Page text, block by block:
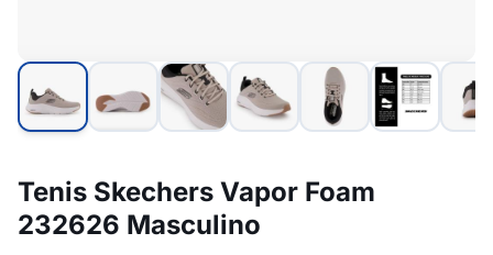
Tenis Skechers Vapor Foam
232626 Masculino